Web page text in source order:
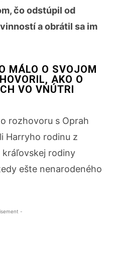
čo odstúpil od
a obrátil sa im
MÁLO O SVOJOM
AKO O
VO VNÚTRI
rozhovoru s Oprah
Harryho rodinu z
rodiny
ešte nenarodeného
-